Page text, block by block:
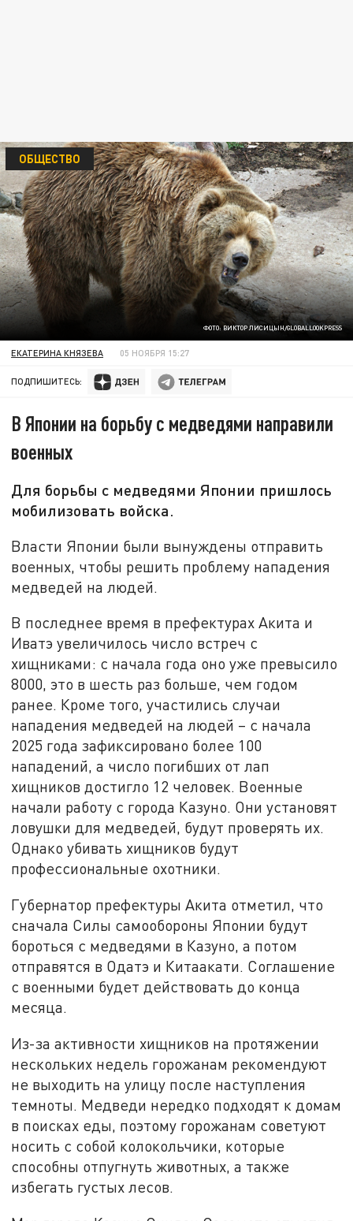
ФОТО: ВИКТОР ЛИСИЦЫН/GLOBALLOOKPRESS
ОБЩЕСТВО
ЕКАТЕРИНА КНЯЗЕВА 05 НОЯБРЯ 15:27
ПОДПИШИТЕСЬ:
В Японии на борьбу с медведями направили
военных
Для борьбы с медведями Японии пришлось
мобилизовать войска.
Власти Японии были вынуждены отправить
военных, чтобы решить проблему нападения
медведей на людей.
В последнее время в префектурах Акита и
Иватэ увеличилось число встреч с
хищниками: с начала года оно уже превысило
8000, это в шесть раз больше, чем годом
ранее. Кроме того, участились случаи
нападения медведей на людей – с начала
2025 года зафиксировано более 100
нападений, а число погибших от лап
хищников достигло 12 человек. Военные
начали работу с города Казуно. Они установят
ловушки для медведей, будут проверять их.
Однако убивать хищников будут
профессиональные охотники.
Губернатор префектуры Акита отметил, что
сначала Силы самообороны Японии будут
бороться с медведями в Казуно, а потом
отправятся в Одатэ и Китаакати. Соглашение
с военными будет действовать до конца
месяца.
Из-за активности хищников на протяжении
нескольких недель горожанам рекомендуют
не выходить на улицу после наступления
темноты. Медведи нередко подходят к домам
в поисках еды, поэтому горожанам советуют
носить с собой колокольчики, которые
способны отпугнуть животных, а также
избегать густых лесов.